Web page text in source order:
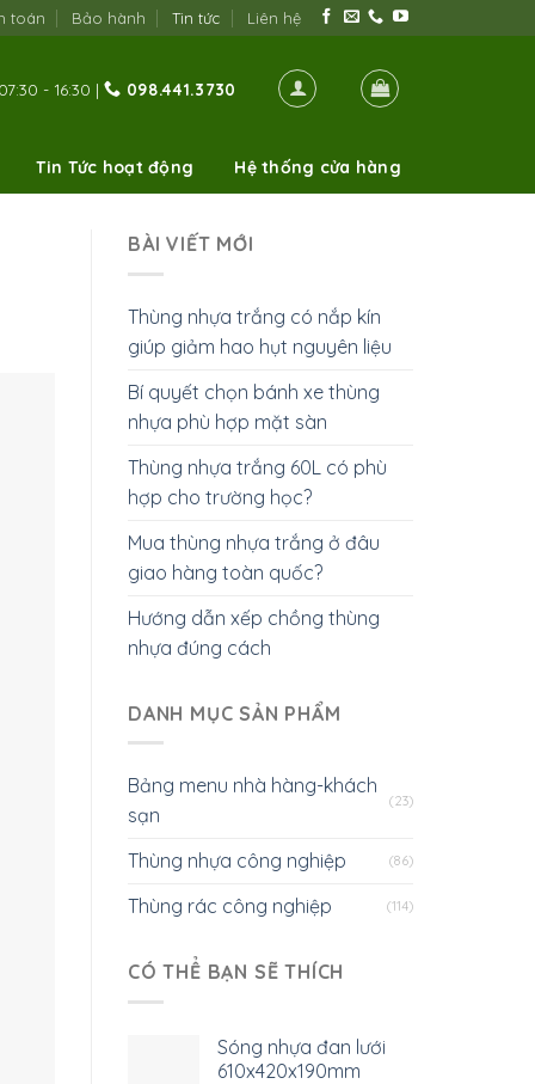
toán Bảo hành Tin tức Liên hệ
07:30 - 16:30 | 098.441.3730
Tin Tức hoạt động Hệ thống cửa hàng
BÀI VIẾT MỚI
Thùng nhựa trắng có nắp kín
giúp giảm hao hụt nguyên liệu
Bí quyết chọn bánh xe thùng
nhựa phù hợp mặt sàn
Thùng nhựa trắng 60L có phù
hợp cho trường học?
Mua thùng nhựa trắng ở đâu
giao hàng toàn quốc?
Hướng dẫn xếp chồng thùng
nhựa đúng cách
DANH MỤC SẢN PHẨM
Bảng menu nhà hàng-khách
sạn
(23)
Thùng nhựa công nghiệp (86)
Thùng rác công nghiệp (114)
CÓ THỂ BẠN SẼ THÍCH
Sóng nhựa đan lưới
610x420x190mm